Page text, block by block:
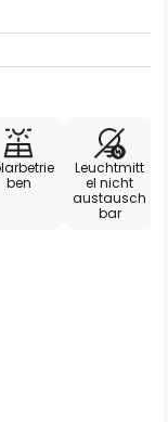
ben
Leuchtmitt
el nicht
austausch
bar